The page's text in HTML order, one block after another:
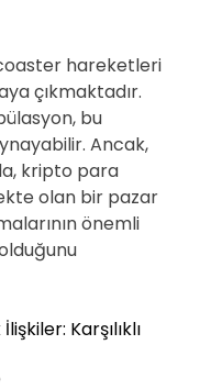
hareketleri
çıkmaktadır.
bu
Ancak,
kripto para
olan bir pazar
önemli
Karşılıklı